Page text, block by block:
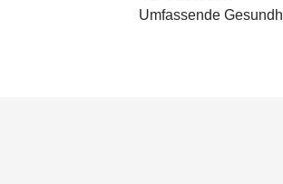
Umfassende